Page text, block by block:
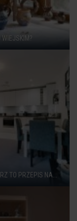
TO PRZEPIS NA...